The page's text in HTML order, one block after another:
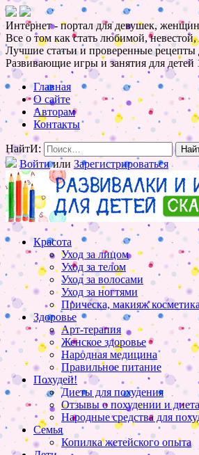
Интернет - портал для девушек,
Все о том как стать любимой,
Лучшие статьи и проверенные
Развивающие игры и занятия для
Главная
О сайте
Авторам
Контакты
НайтИ:
Войтиили Зарегистрироваться
Красота
Уход за лицом
Уход за телом
Уход за волосами
Уход за ногтями
Прическа, макияж
Здоровье
Арт-терапия
Женское здоровье
Народная медицина
Правильное питание
Похудей!
Диеты для похудения
Отзывы о похудении и
Народные средства для
Семья
Копилка жетейского опыта